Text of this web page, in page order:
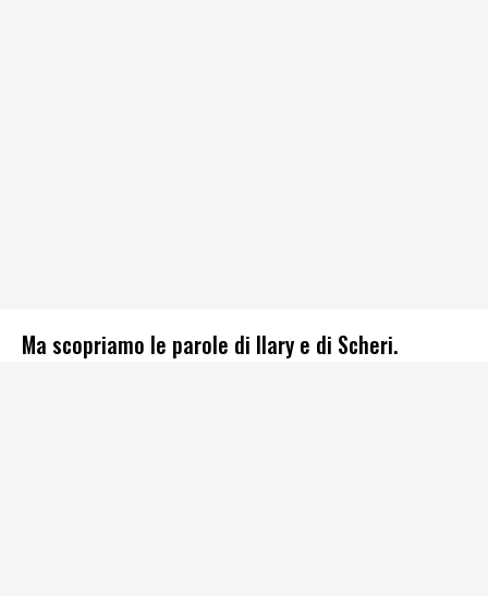
Ma scopriamo le parole di Ilary e di Scheri.